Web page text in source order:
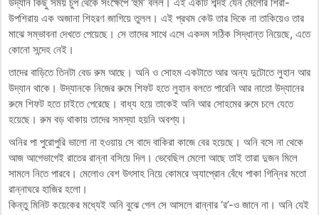
উদ্যান কিছু সময় চুপ থেকে সংক্ষেপে ‘হুম’ বলল। এই একটি শব্দই যেন মেলোর শিরা-
উপশিরায় এক অজানা শিহরণ জাগিয়ে তুলল। এই প্রথম কেউ তার দিকে না তাকিয়েও তার
মাঝে সম্ভাবনা দেখতে পেয়েছে। সে তাদের সাথে এসে একদম সঠিক সিদ্ধান্ত নিয়েছে, এতে
কোনো সন্দেহ নেই।
তাদের বাড়িতে তিনটা বেড রুম আছে। অনি ও সোহম একটাতে আর অন্য দুটোতে লুহান আর
উদ্যান থাকে। উদ্যানকে নিজের রুমে শিফট হতে লুহান বলতে পারেনি আর নাতো উদ্যানের
রুমে শিফট হতে চাইতে পেরেছে। বাধ্য হয়ে তাকেই অনি আর সোহমের রুমে চলে যেতে
হয়েছে। রুম বড় থাকায় তাদের সমস্যা হয়নি অবশ্য।
অনির পা পুরোপুরি ভালো না হওয়ায় সে বাদে বাকিরা কাজে বের হয়েছে। অনি বসে না থেকে
আজ আগেভাগেই রাতের রান্না বসিয়ে দিল। ভেবেছিল মেলো আছে তাই তারা দুজন মিলে
সামলে নিতে পারবে। মেলোও বেশ উৎসাহ নিয়ে কোমরে অ্যাপ্রোন বেঁধে পাকা গিন্নির মতো
রান্নাঘরে হাজির হলো।
কিন্তু মিনিট কয়েকের মধ্যেই অনি বুঝে গেল সে আসলে রান্নার ‘র’-ও জানে না। অনি যেই